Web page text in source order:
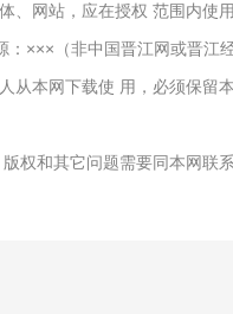
、网站，应在授权 范围内使
：×××（非中国晋江网或晋江
从本网下载使 用，必须保留
权和其它问题需要同本网联